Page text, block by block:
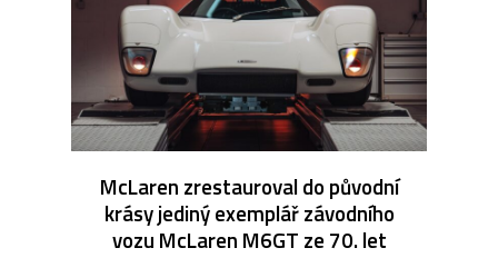
McLaren zrestauroval do původní
krásy jediný exemplář závodního
vozu McLaren M6GT ze 70. let